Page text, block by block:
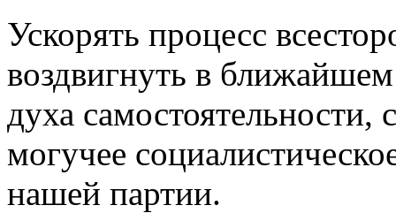
Ускорять процесс
воздвигнуть в
духа самостоятельности,
могучее
нашей партии.